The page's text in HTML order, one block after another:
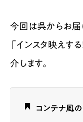
今回は呉からお届
「インスタ映えす
介します。
コンテナ風